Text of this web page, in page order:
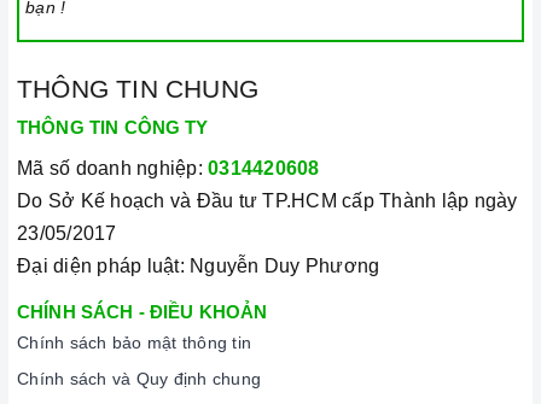
bạn !
THÔNG TIN CHUNG
THÔNG TIN CÔNG TY
Mã số doanh nghiệp: 0314420608
Do Sở Kế hoạch và Đầu tư TP.HCM cấp Thành lập ngày
23/05/2017
Đại diện pháp luật: Nguyễn Duy Phương
CHÍNH SÁCH - ĐIỀU KHOẢN
Chính sách bảo mật thông tin
Chính sách và Quy định chung